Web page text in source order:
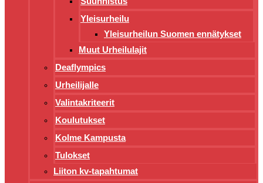
Yleisurheilu
Yleisurheilun Suomen ennätykset
Muut Urheilulajit
Deaflympics
Urheilijalle
Valintakriteerit
Koulutukset
Kolme Kampusta
Tulokset
Liiton kv-tapahtumat